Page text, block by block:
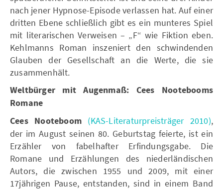
nach jener Hypnose-Episode verlassen hat. Auf einer
dritten Ebene schließlich gibt es ein munteres Spiel
mit literarischen Verweisen – „F“ wie Fiktion eben.
Kehlmanns Roman inszeniert den schwindenden
Glauben der Gesellschaft an die Werte, die sie
zusammenhält.
Weltbürger mit Augenmaß: Cees Nootebooms
Romane
Cees Nooteboom (KAS-Literaturpreisträger 2010),
der im August seinen 80. Geburtstag feierte, ist ein
Erzähler von fabelhafter Erfindungsgabe. Die
Romane und Erzählungen des niederländischen
Autors, die zwischen 1955 und 2009, mit einer
17jährigen Pause, entstanden, sind in einem Band